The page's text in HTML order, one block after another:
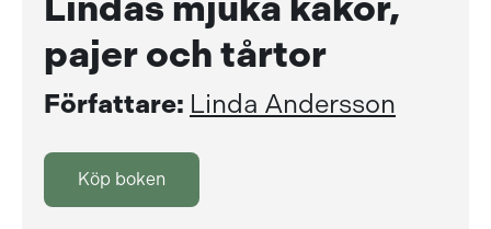
pajer och tårtor
Författare: Linda Andersson
Köp boken